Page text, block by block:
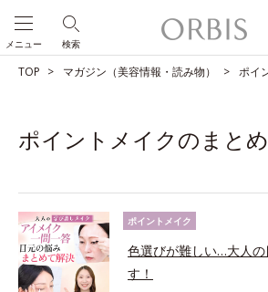
検索
メニュー
TOP マガジン（美容情報・読み物） ポイ
ポイントメイクのまとめ
ポイントメイク
色選びが難しい…大人の
す！